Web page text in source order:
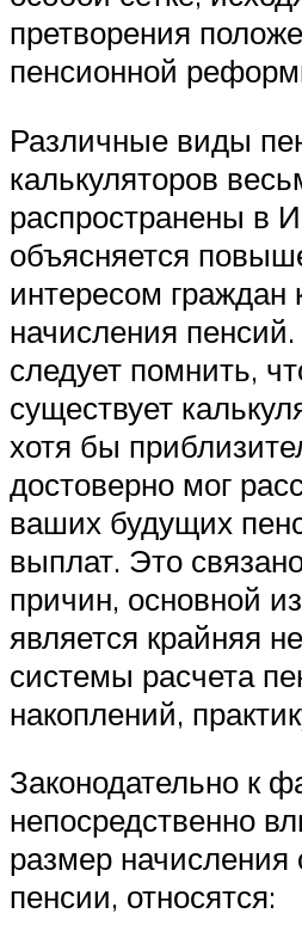
претворения
пенсионной
Различные виды
калькуляторов
распространены в
объясняется
интересом граждан
начисления
следует помнить,
существует
хотя бы
достоверно мог
ваших будущих
выплат. Это
причин, основной
является крайняя
системы расчета
накоплений,
Законодательно к
непосредственно
размер начисления
пенсии, относятся: